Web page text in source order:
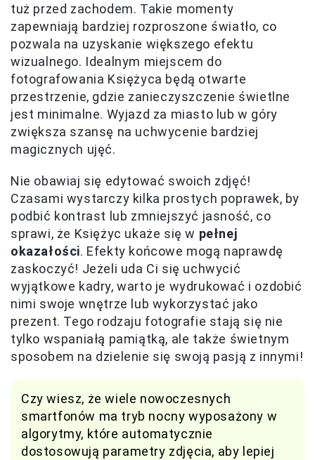
tuż przed zachodem. Takie momenty
zapewniają bardziej rozproszone światło, co
pozwala na uzyskanie większego efektu
wizualnego. Idealnym miejscem do
fotografowania Księżyca będą otwarte
przestrzenie, gdzie zanieczyszczenie świetlne
jest minimalne. Wyjazd za miasto lub w góry
zwiększa szansę na uchwycenie bardziej
magicznych ujęć.
Nie obawiaj się edytować swoich zdjęć!
Czasami wystarczy kilka prostych poprawek, by
podbić kontrast lub zmniejszyć jasność, co
sprawi, że Księżyc ukaże się w pełnej
okazałości. Efekty końcowe mogą naprawdę
zaskoczyć! Jeżeli uda Ci się uchwycić
wyjątkowe kadry, warto je wydrukować i ozdobić
nimi swoje wnętrze lub wykorzystać jako
prezent. Tego rodzaju fotografie stają się nie
tylko wspaniałą pamiątką, ale także świetnym
sposobem na dzielenie się swoją pasją z innymi!
Czy wiesz, że wiele nowoczesnych
smartfonów ma tryb nocny wyposażony w
algorytmy, które automatycznie
dostosowują parametry zdjęcia, aby lepiej